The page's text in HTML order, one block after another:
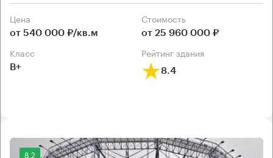
Цена
от 540 000 ₽/кв.м
Cтоимость
от 25 960 000 ₽
класс
B+
рейтинг здания
8.4
8.2